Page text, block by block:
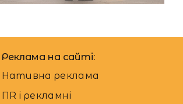
Реклама на сайті:
Нативна реклама
ПR і рекламні